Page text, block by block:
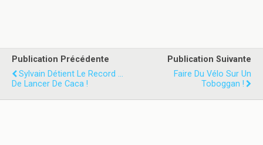
Publication Précédente
Sylvain Détient Le Record ...
De Lancer De Caca !
Publication Suivante
Faire Du Vélo Sur Un
Toboggan !